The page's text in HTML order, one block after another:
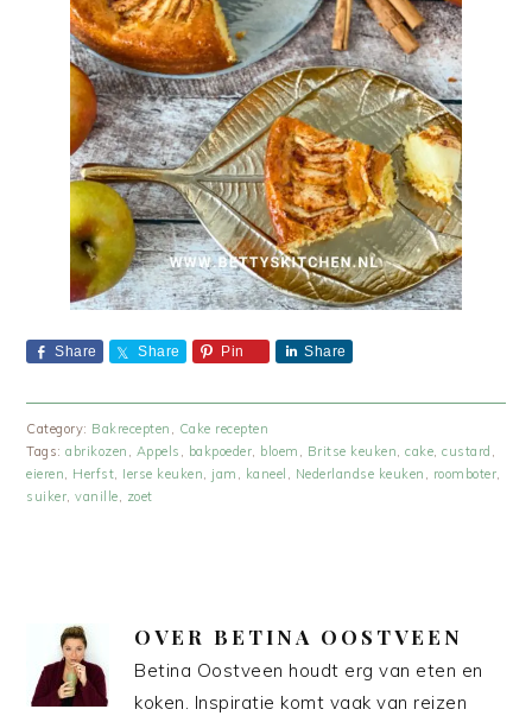
Share Share Pin Share
Category: Bakrecepten , Cake recepten
Tags:abrikozen , Appels , bakpoeder, bloem , Britse keuken,cake,custard ,
eieren, Herfst, Ierse keuken, jam , kaneel , Nederlandse keuken , roomboter,
suiker,vanille, zoet
OVER BETINA OOSTVEEN
Betina Oostveen houdt erg van eten en
koken. Inspiratie komt vaak van reizen